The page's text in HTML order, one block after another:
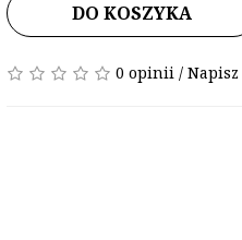
DO KOSZYKA
0 opinii/